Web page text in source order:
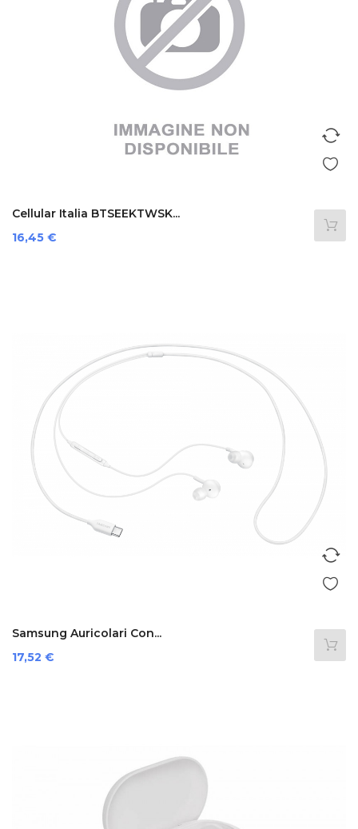
Cellular Italia BTSEEKTWSK...
Prezzo
16,45 €
Samsung Auricolari Con...
Prezzo
17,52 €